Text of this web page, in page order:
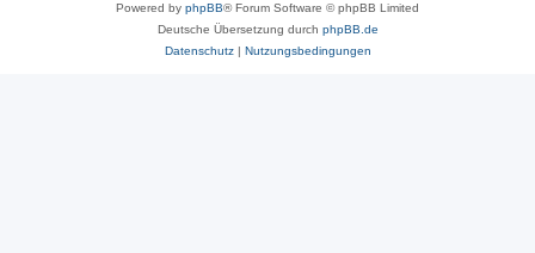
Powered by phpBB® Forum Software © phpBB Limited
Deutsche Übersetzung durch phpBB.de
Datenschutz| Nutzungsbedingungen